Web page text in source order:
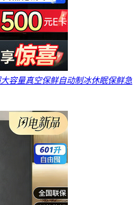
容量真空保鲜自动制冰休眠保鲜急